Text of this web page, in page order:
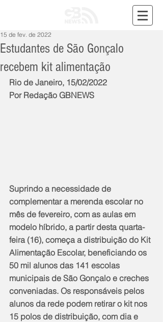
Estudantes de São Gonçalo
recebem kit alimentação
15 de fev. de 2022
Rio de Janeiro, 15/02/2022
Por Redação GBNEWS
Suprindo a necessidade de
complementar a merenda escolar no
mês de fevereiro, com as aulas em
modelo híbrido, a partir desta quarta-
feira (16), começa a distribuição do Kit
Alimentação Escolar, beneficiando os
50 mil alunos das 141 escolas
municipais de São Gonçalo e creches
conveniadas. Os responsáveis pelos
alunos da rede podem retirar o kit nos
15 polos de distribuição, com dia e